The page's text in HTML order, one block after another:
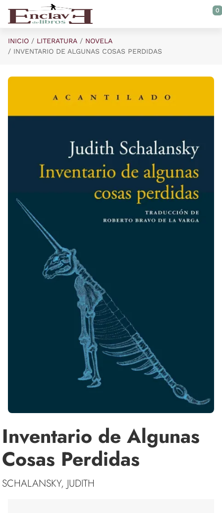
Saltar al contenido principal
0
INICIO LITERATURA
NOVELA
INVENTARIO DE ALGUNAS COSAS PERDIDAS
Inventario de Algunas
Cosas Perdidas
SCHALANSKY, JUDITH